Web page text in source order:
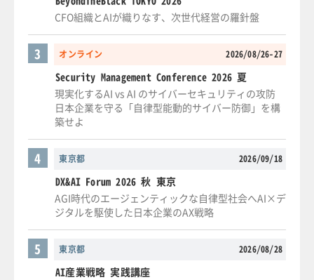
CFO組織とAIが織りなす、次世代経営の羅針盤
オンライン 2026/08/26-27
3
Security Management Conference 2026 夏
現実化するAI vs AI のサイバーセキュリティの攻防
日本企業を守る「自律型能動的サイバー防御」を構
築せよ
東京都 2026/09/18
4
DX&AI Forum 2026 秋 東京
AGI時代のエージェンティックな自律型社会へAI×デ
ジタルを駆使した日本企業のAX戦略
東京都 2026/08/28
5
AI産業戦略 実践講座